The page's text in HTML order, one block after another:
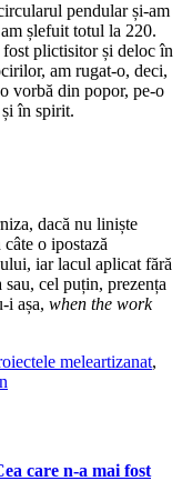
pendular și-am
șlefuit totul la 220.
plictisitor și deloc în
am rugat-o, deci,
vorbă din popor, pe-o
în spirit.
dacă nu liniște
o ipostază
iar lacul aplicat fără
cel puțin, prezența
i așa, when the work
meleartizanat,
care n-a mai fost